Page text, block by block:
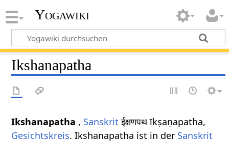
Yogawiki
Ikshanapatha
Ikshanapatha , Sanskrit ईक्षणपथ īkṣaṇapatha,
Gesichtskreis. Ikshanapatha ist in der Sanskrit